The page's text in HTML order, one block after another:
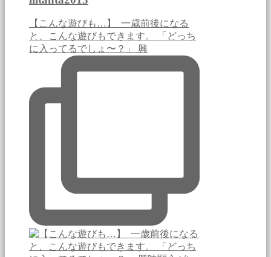
【こんな遊びも…】 ⁡ 一歳前後になる
と、こんな遊びもできます。 「どっち
に入ってるでしょ〜？」 興